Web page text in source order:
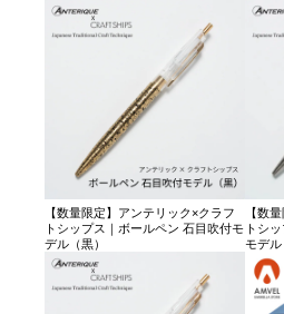
【数量限定】アンテリック×クラフ
トシップス｜ボールペン 石目吹付モ
デル（黒）
【数
トシ
モデル